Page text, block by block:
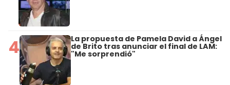
4 La propuesta de Pamela David a Ángel
de Brito tras anunciar el final de LAM:
"Me sorprendió"